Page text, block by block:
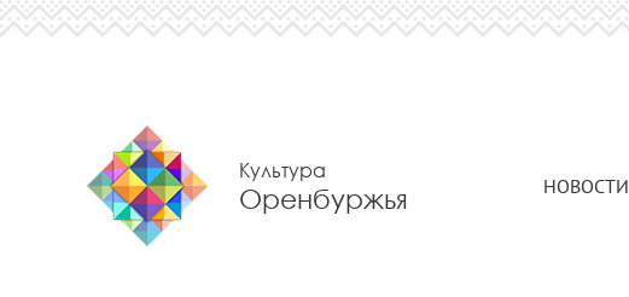
Культура
Оренбуржья НОВОСТИ